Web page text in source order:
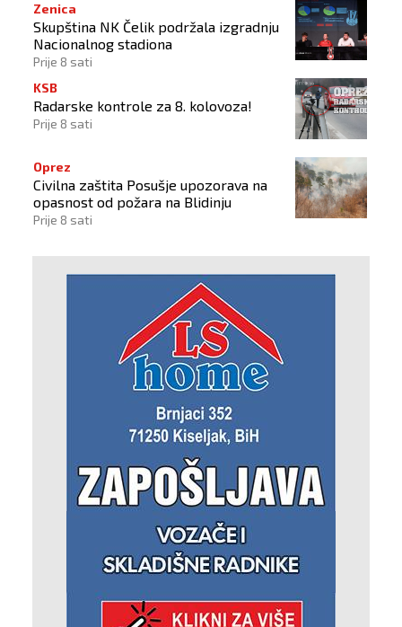
Zenica
Skupština NK Čelik podržala izgradnju
Nacionalnog stadiona
Prije 8 sati
KSB
Radarske kontrole za 8. kolovoza!
Prije 8 sati
Oprez
Civilna zaštita Posušje upozorava na
opasnost od požara na Blidinju
Prije 8 sati